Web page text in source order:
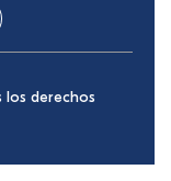
los derechos